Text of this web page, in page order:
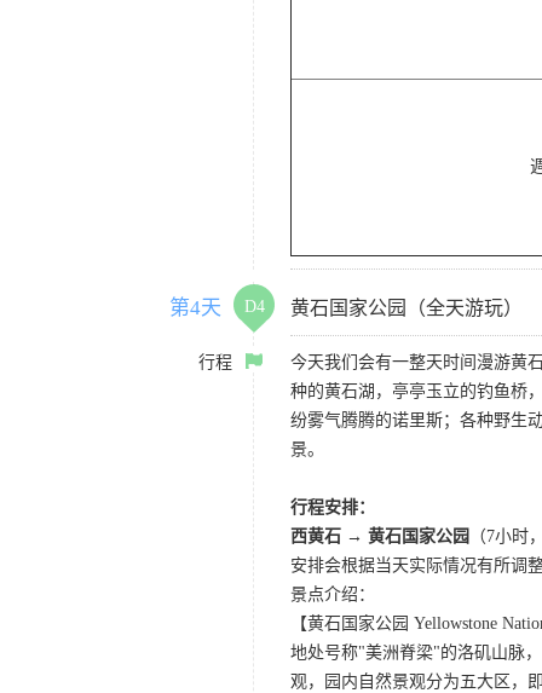
第4天 D4 黄石国家公园（全天游玩）
行程
今天我们会有一整天时间漫游黄
种的黄石湖，亭亭玉立的钓鱼桥
纷雾气腾腾的诺里斯；各种野生
景。
行程安排：
西黄石 → 黄石国家公园
（7小时
安排会根据当天实际情况有所调
景点介绍：
【黄石国家公园 Yellowstone
地处号称"美洲脊梁"的洛矶山脉
观，园内自然景观分为五大区，